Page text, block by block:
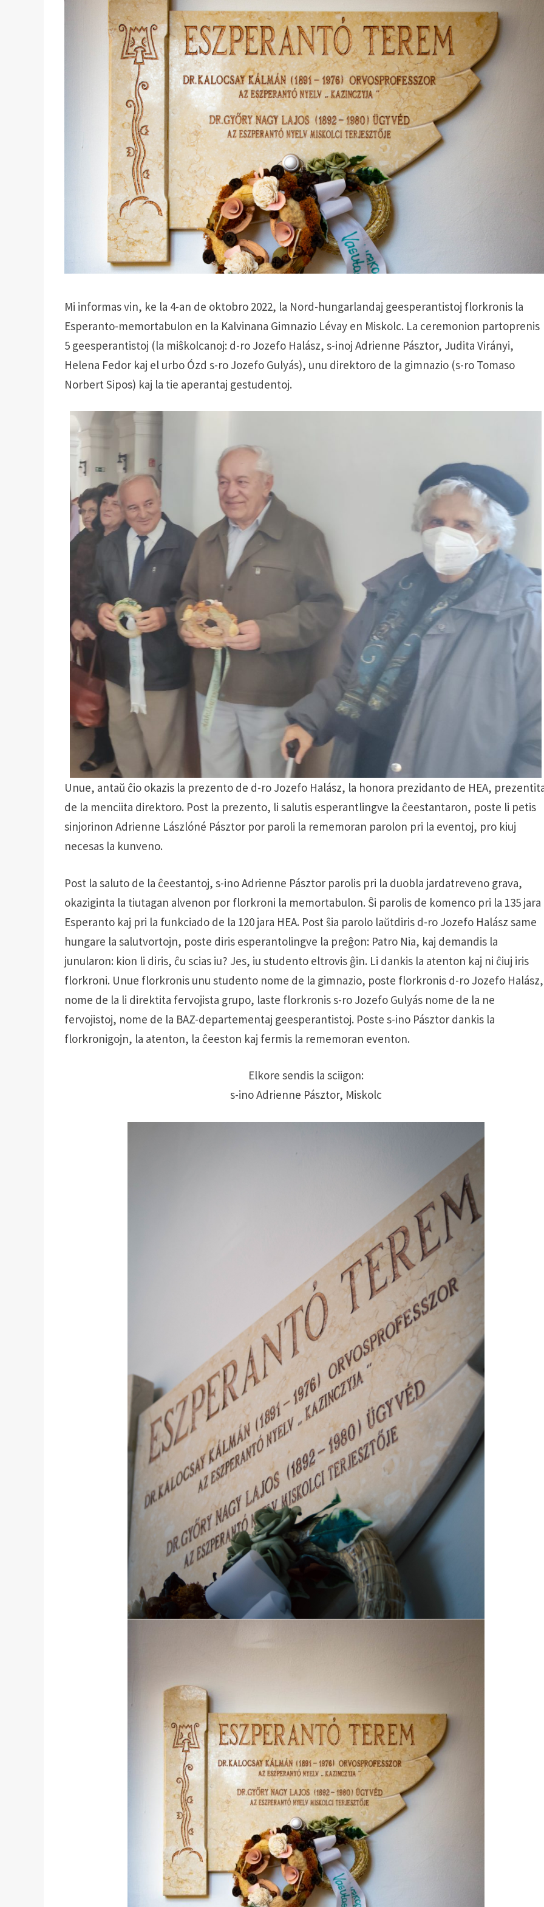
Mi informas vin, ke la 4-an de oktobro 2022, la Nord-hungarlandaj geesperantistoj florkronis la
Esperanto-memortabulon en la Kalvinana Gimnazio Lévay en Miskolc. La ceremonion partoprenis
5 geesperantistoj (la miŝkolcanoj: d-ro Jozefo Halász, s-inoj Adrienne Pásztor, Judita Virányi,
Helena Fedor kaj el urbo Ózd s-ro Jozefo Gulyás), unu direktoro de la gimnazio (s-ro Tomaso
Norbert Sipos) kaj la tie aperantaj gestudentoj.
Unue, antaŭ ĉio okazis la prezento de d-ro Jozefo Halász, la honora prezidanto de HEA,
de la menciita direktoro. Post la prezento, li salutis esperantlingve la ĉeestantaron, poste li petis
sinjorinon Adrienne Lászlóné Pásztor por paroli la rememoran parolon pri la eventoj, pro kiuj
necesas la kunveno.
Post la saluto de la ĉeestantoj, s-ino Adrienne Pásztor parolis pri la duobla jardatreveno grava,
okaziginta la tiutagan alvenon por florkroni la memortabulon. Ŝi parolis de komenco pri la 135 jara
Esperanto kaj pri la funkciado de la 120 jara HEA. Post ŝia parolo laŭtdiris d-ro Jozefo Halász same
hungare la salutvortojn, poste diris esperantolingve la preĝon: Patro Nia, kaj demandis la
junularon: kion li diris, ĉu scias iu? Jes, iu studento eltrovis ĝin. Li dankis la atenton kaj ni ĉiuj iris
florkroni. Unue florkronis unu studento nome de la gimnazio, poste florkronis d-ro Jozefo Halász,
nome de la li direktita fervojista grupo, laste florkronis s-ro Jozefo Gulyás nome de la ne
fervojistoj, nome de la BAZ-departementaj geesperantistoj. Poste s-ino Pásztor dankis la
florkronigojn, la atenton, la ĉeeston kaj fermis la rememoran eventon.
Elkore sendis la sciigon:
s-ino Adrienne Pásztor, Miskolc